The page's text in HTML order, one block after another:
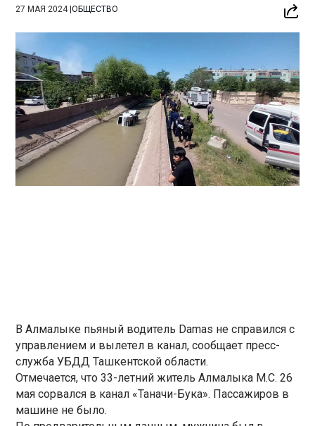
27 МАЯ 2024|ОБЩЕСТВО
В Алмалыке пьяный водитель Damas не справился с
управлением и вылетел в канал, сообщает пресс-
служба УБДД Ташкентской области.
Отмечается, что 33-летний житель Алмалыка М.С. 26
мая сорвался в канал «Таначи-Бука». Пассажиров в
машине не было.